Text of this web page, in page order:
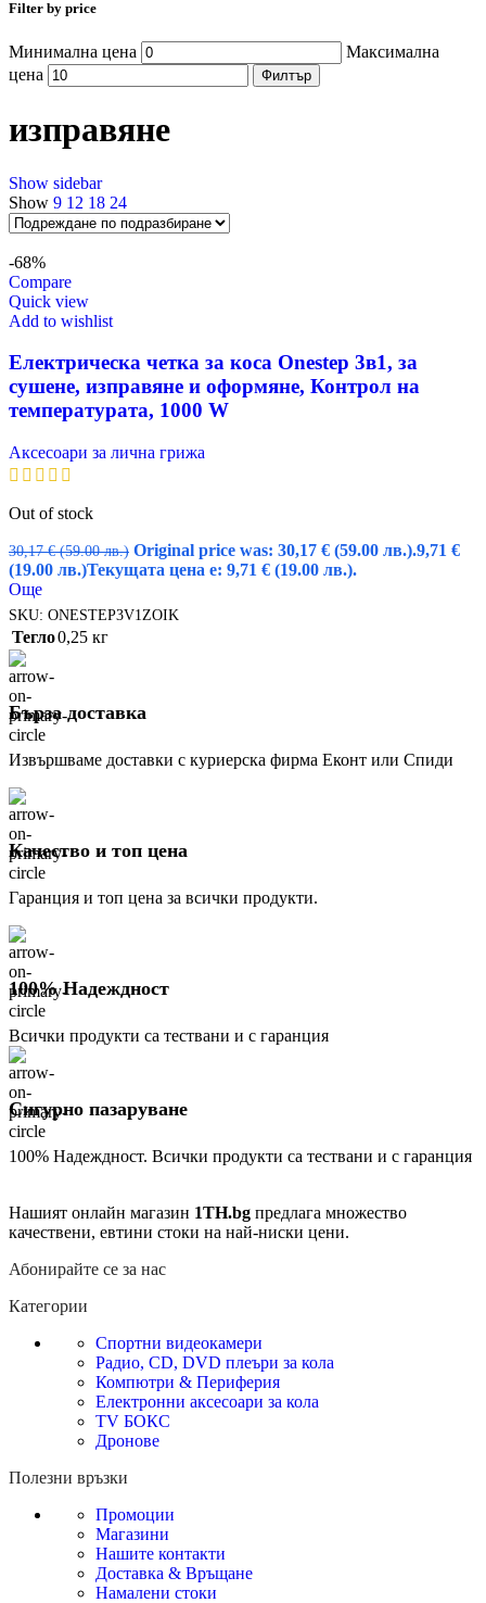
Filter by price
Минимална цена
Максимална
цена
Филтър
изправяне
Show sidebar
Show 9 12 18 24
-68%
Compare
Quick view
Add to wishlist
Електрическа четка за коса Onestep 3в1, за
сушене, изправяне и оформяне, Контрол на
температурата, 1000 W
Аксесоари за лична грижа
Out of stock
30,17€ (59.00 лв.) Original price was: 30,17 € (59.00 лв.).9,71 €
(19.00 лв.)Текущата цена е: 9,71 € (19.00 лв.).
Още
SKU: ONESTEP3V1ZOIK
Тегло0,25 кг
Бърза доставка
Извършваме доставки с куриерска фирма Еконт или Спиди
Качество и топ цена
Гаранция и топ цена за всички продукти.
100% Надеждност
Всички продукти са тествани и с гаранция
Сигурно пазаруване
100% Надеждност. Всички продукти са тествани и с гаранция
Нашият онлайн магазин 1TH.bg предлага множество
качествени, евтини стоки на най-ниски цени.
Абонирайте се за нас
Категории
Спортни видеокамери
Радио, CD, DVD плеъри за кола
Компютри & Периферия
Електронни аксесоари за кола
TV БОКС
Дронове
Полезни връзки
Промоции
Магазини
Нашите контакти
Доставка & Връщане
Намалени стоки